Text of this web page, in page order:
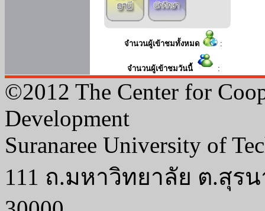
จำนวนผู้เข้าชมทั้งหมด :
จำนวนผู้เข้าชมวันนี้ :
©2012 The Center for
Development
Suranaree University of
111 ถ.มหาวิทยาลัย ต.สุร